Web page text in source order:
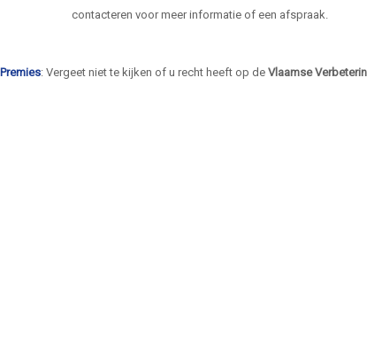
contacteren voor meer informatie of een afspraak.
Premies: Vergeet niet te kijken of u recht heeft op deVlaamse